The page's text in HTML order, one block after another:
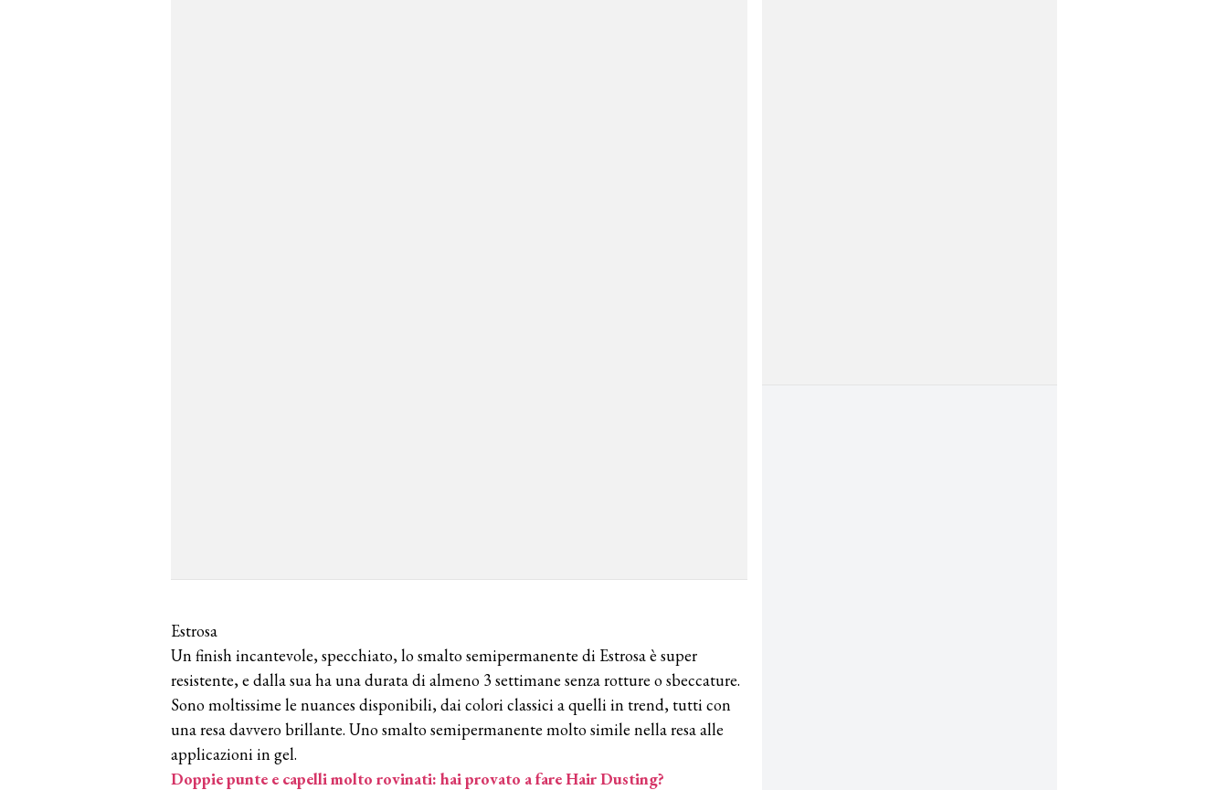
Estrosa
Un finish incantevole, specchiato, lo smalto semipermanente di Estrosa è super
resistente, e dalla sua ha una durata di almeno 3 settimane senza rotture o sbeccature.
Sono moltissime le nuances disponibili, dai colori classici a quelli in trend, tutti con
una resa davvero brillante. Uno smalto semipermanente molto simile nella resa alle
applicazioni in gel.
Doppie punte e capelli molto rovinati: hai provato a fare Hair Dusting?